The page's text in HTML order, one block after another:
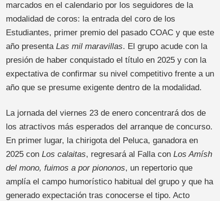
marcados en el calendario por los seguidores de la
modalidad de coros: la entrada del coro de los
Estudiantes, primer premio del pasado COAC y que este
año presenta Las mil maravillas. El grupo acude con la
presión de haber conquistado el título en 2025 y con la
expectativa de confirmar su nivel competitivo frente a un
año que se presume exigente dentro de la modalidad.
La jornada del viernes 23 de enero concentrará dos de
los atractivos más esperados del arranque de concurso.
En primer lugar, la chirigota del Peluca, ganadora en
2025 con Los calaitas, regresará al Falla con Los Amísh
del mono, fuimos a por piononos, un repertorio que
amplía el campo humorístico habitual del grupo y que ha
generado expectación tras conocerse el tipo. Acto